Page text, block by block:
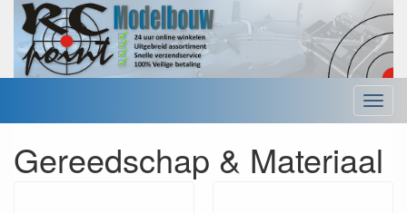
Menu
Gereedschap & Materiaal